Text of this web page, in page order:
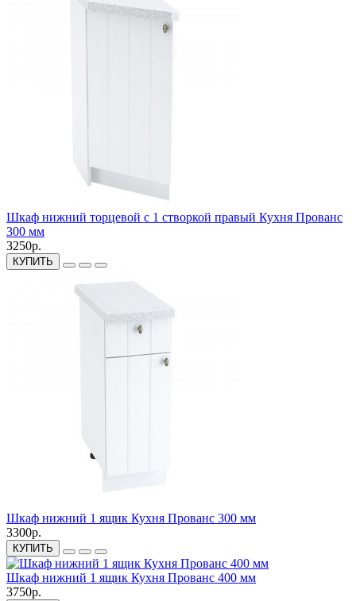
Шкаф нижний торцевой с 1 створкой правый Кухня Прованс
300 мм
3250р.
КУПИТЬ
Шкаф нижний 1 ящик Кухня Прованс 300 мм
3300р.
КУПИТЬ
Шкаф нижний 1 ящик Кухня Прованс 400 мм
3750р.